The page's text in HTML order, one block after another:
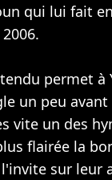
qui lui fait
permet
un peu
vite un des
flairée la
l'invite sur leur